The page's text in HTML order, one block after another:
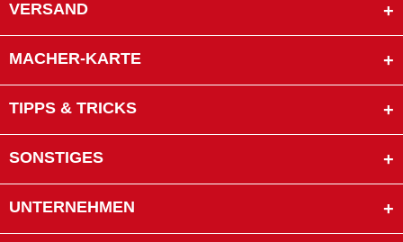
VERSAND
MACHER-KARTE
TIPPS & TRICKS
SONSTIGES
UNTERNEHMEN